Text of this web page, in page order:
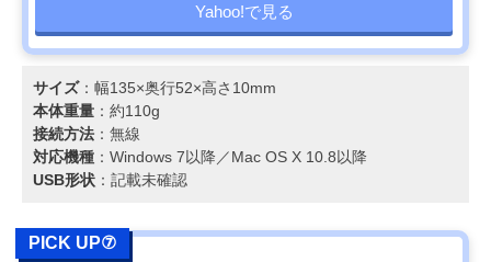
Yahoo!で見る
サイズ：幅135×奥行52×高さ10mm
本体重量 ：約110g
接続方法 ：無線
対応機種 ：Windows 7以降／Mac OS X 10.8以降
USB形状 ：記載未確認
PICK UP⑦